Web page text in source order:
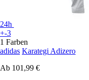
24h
+-3
1 Farben
adidas Karategi Adizero
Ab 101,99 €